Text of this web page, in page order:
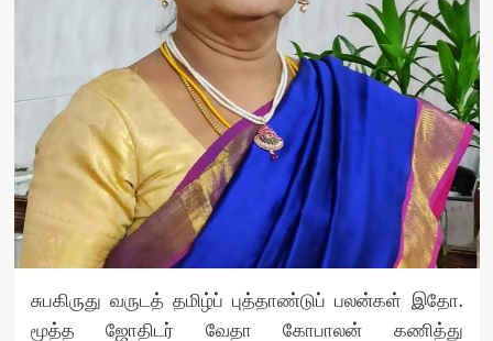
சுபகிருது வருடத் தமிழ்ப் புத்தாண்டுப் பலன்கள் இதோ.
மூத்த ஜோதிடர் வேதா கோபாலன் கணித்து